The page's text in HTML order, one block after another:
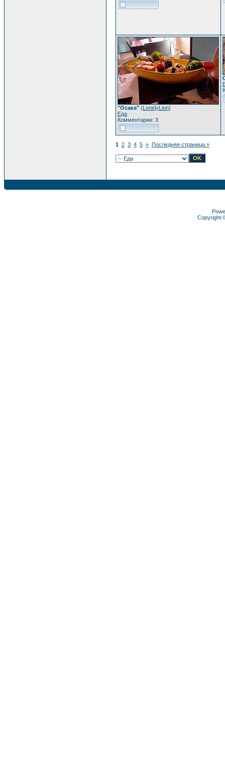
"Осака" (LonelyLion)
Еда
Комментарии: 3
1 2 3 4 5 » Последняя страница »
Copyright